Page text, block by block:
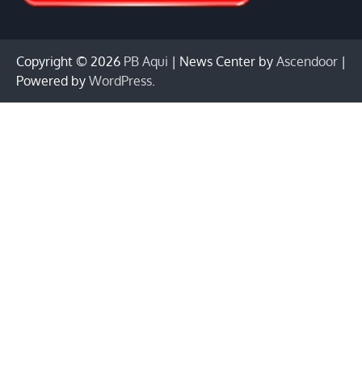
Copyright © 2026 PB Aqui | News Center by Ascendoor |
Powered by WordPress.